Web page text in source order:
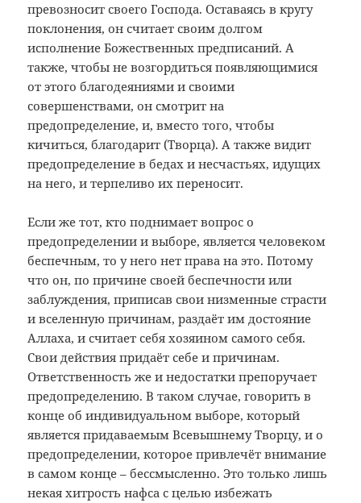
превозносит своего Господа. Оставаясь в кругу
поклонения, он считает своим долгом
исполнение Божественных предписаний. А
также, чтобы не возгордиться появляющимися
от этого благодеяниями и своими
совершенствами, он смотрит на
предопределение, и, вместо того, чтобы
кичиться, благодарит (Творца). А также видит
предопределение в бедах и несчастьях, идущих
на него, и терпеливо их переносит.
Если же тот, кто поднимает вопрос о
предопределении и выборе, является человеком
беспечным, то у него нет права на это. Потому
что он, по причине своей беспечности или
заблуждения, приписав свои низменные страсти
и вселенную причинам, раздаёт им достояние
Аллаха, и считает себя хозяином самого себя.
Свои действия придаёт себе и причинам.
Ответственность же и недостатки препоручает
предопределению. В таком случае, говорить в
конце об индивидуальном выборе, который
является придаваемым Всевышнему Творцу, и о
предопределении, которое привлечёт внимание
в самом конце – бессмысленно. Это только лишь
некая хитрость нафса с целью избежать